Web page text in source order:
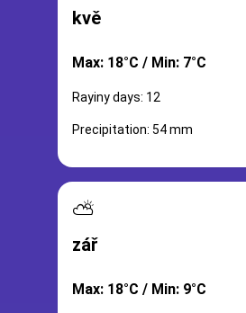
kvě
Max: 18°C / Min: 7°C
Rayiny days: 12
Precipitation: 54 mm
⛅
zář
Max: 18°C / Min: 9°C